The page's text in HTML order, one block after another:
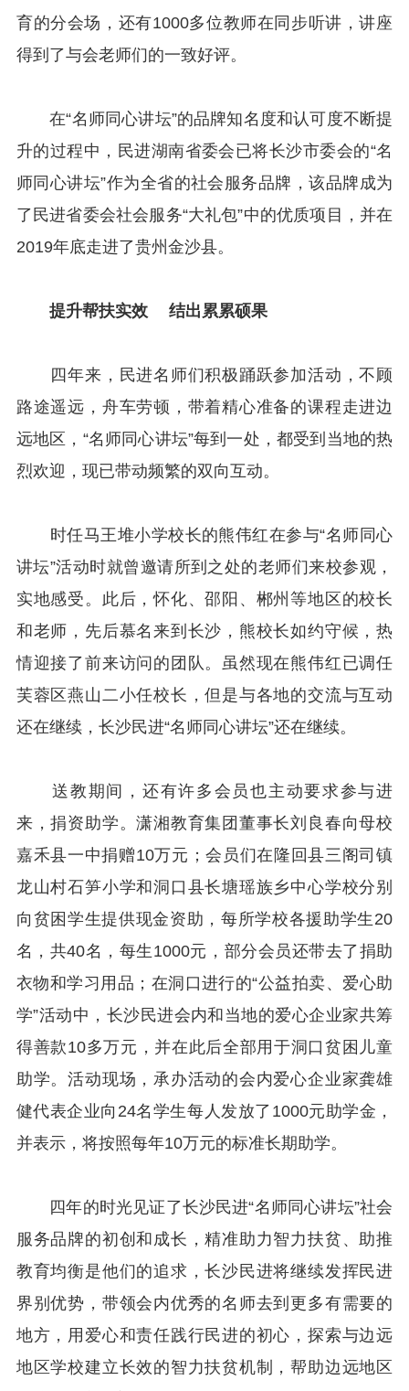
育的分会场，还有1000多位教师在同步听讲，讲座
得到了与会老师们的一致好评。
在“名师同心讲坛”的品牌知名度和认可度不断提
升的过程中，民进湖南省委会已将长沙市委会的“名
师同心讲坛”作为全省的社会服务品牌，该品牌成为
了民进省委会社会服务“大礼包”中的优质项目，并在
2019年底走进了贵州金沙县。
提升帮扶实效 结出累累硕果
四年来，民进名师们积极踊跃参加活动，不顾
路途遥远，舟车劳顿，带着精心准备的课程走进边
远地区，“名师同心讲坛”每到一处，都受到当地的热
烈欢迎，现已带动频繁的双向互动。
时任马王堆小学校长的熊伟红在参与“名师同心
讲坛”活动时就曾邀请所到之处的老师们来校参观，
实地感受。此后，怀化、邵阳、郴州等地区的校长
和老师，先后慕名来到长沙，熊校长如约守候，热
情迎接了前来访问的团队。虽然现在熊伟红已调任
芙蓉区燕山二小任校长，但是与各地的交流与互动
还在继续，长沙民进“名师同心讲坛”还在继续。
送教期间，还有许多会员也主动要求参与进
来，捐资助学。潇湘教育集团董事长刘良春向母校
嘉禾县一中捐赠10万元；会员们在隆回县三阁司镇
龙山村石笋小学和洞口县长塘瑶族乡中心学校分别
向贫困学生提供现金资助，每所学校各援助学生20
名，共40名，每生1000元，部分会员还带去了捐助
衣物和学习用品；在洞口进行的“公益拍卖、爱心助
学”活动中，长沙民进会内和当地的爱心企业家共筹
得善款10多万元，并在此后全部用于洞口贫困儿童
助学。活动现场，承办活动的会内爱心企业家龚雄
健代表企业向24名学生每人发放了1000元助学金，
并表示，将按照每年10万元的标准长期助学。
四年的时光见证了长沙民进“名师同心讲坛”社会
服务品牌的初创和成长，精准助力智力扶贫、助推
教育均衡是他们的追求，长沙民进将继续发挥民进
界别优势，带领会内优秀的名师去到更多有需要的
地方，用爱心和责任践行民进的初心，探索与边远
地区学校建立长效的智力扶贫机制，帮助边远地区